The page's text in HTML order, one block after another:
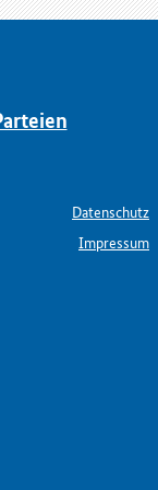
Datenschutz
Impressum